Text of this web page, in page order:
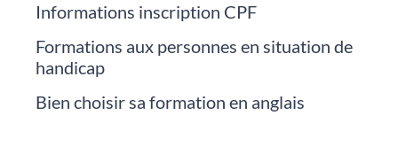
Informations inscription CPF
Formations aux personnes en situation de
handicap
Bien choisir sa formation en anglais